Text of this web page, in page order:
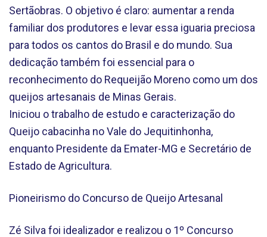
Sertãobras. O objetivo é claro: aumentar a renda
familiar dos produtores e levar essa iguaria preciosa
para todos os cantos do Brasil e do mundo. Sua
dedicação também foi essencial para o
reconhecimento do Requeijão Moreno como um dos
queijos artesanais de Minas Gerais.
Iniciou o trabalho de estudo e caracterização do
Queijo cabacinha no Vale do Jequitinhonha,
enquanto Presidente da Emater-MG e Secretário de
Estado de Agricultura.
Pioneirismo do Concurso de Queijo Artesanal
Zé Silva foi idealizador e realizou o 1º Concurso